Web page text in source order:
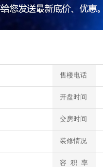
售楼电话
开盘时间
交房时间
装修情况
容 积 率